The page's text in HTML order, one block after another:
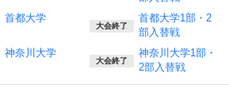
首都大学
大会終了
首都大学1部・2
部入替戦
神奈川大学
大会終了
神奈川大学1部・
2部入替戦